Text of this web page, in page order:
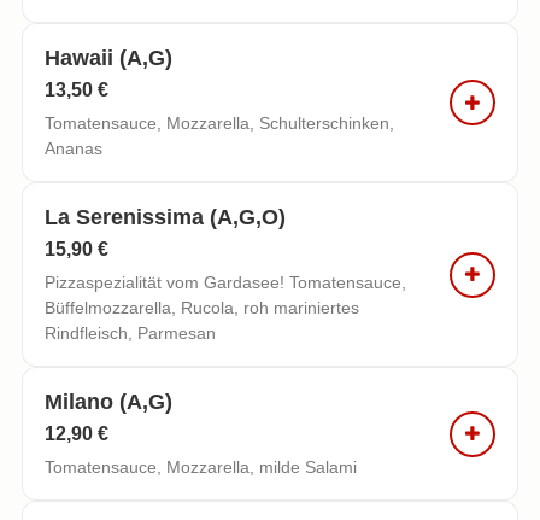
Hawaii (a,g)
13,50 €
Tomatensauce, Mozzarella, Schulterschinken,
Ananas
La Serenissima (a,g,o)
15,90 €
Pizzaspezialität vom Gardasee! Tomatensauce,
Büffelmozzarella, Rucola, roh mariniertes
Rindfleisch, Parmesan
Milano (a,g)
12,90 €
Tomatensauce, Mozzarella, milde Salami